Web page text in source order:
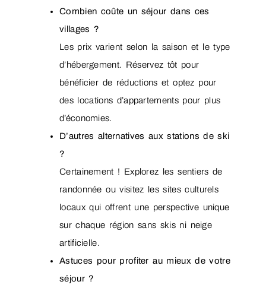
Combien coûte un séjour dans ces
villages ?
Les prix varient selon la saison et le type
d’hébergement. Réservez tôt pour
bénéficier de réductions et optez pour
des locations d’appartements pour plus
d’économies.
D’autres alternatives aux stations de ski
?
Certainement ! Explorez les sentiers de
randonnée ou visitez les sites culturels
locaux qui offrent une perspective unique
sur chaque région sans skis ni neige
artificielle.
Astuces pour profiter au mieux de votre
séjour ?